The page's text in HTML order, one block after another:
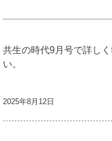
共生の時代9月号で詳し
い。
2025年8月12日